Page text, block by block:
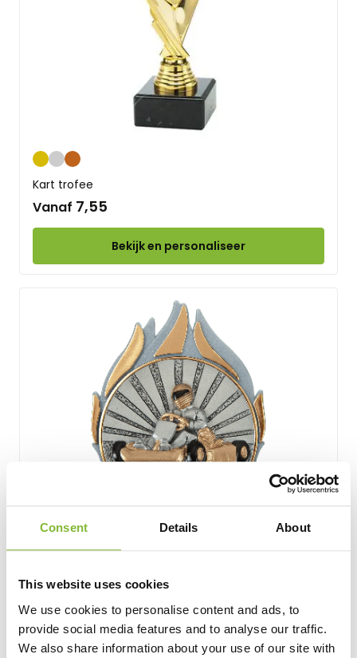
Consent Details About
This website uses cookies
We use cookies to personalise content and ads, to
provide social media features and to analyse our traffic.
We also share information about your use of our site with
GoudZilverBrons
Kart trofee
Vanaf 7,55
Bekijk en personaliseer
Goud
ZilverBrons
Trofee Vlammen karting